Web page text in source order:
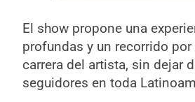
El show propone una
profundas y un recorrido
carrera del artista, sin dejar
seguidores en toda